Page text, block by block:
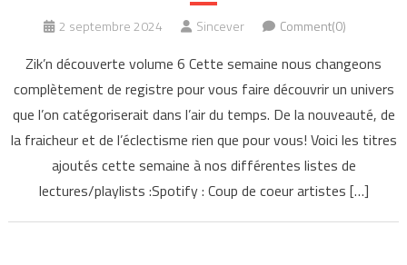
2 septembre 2024 Sincever Comment(0)
Zik’n découverte volume 6 Cette semaine nous changeons
complètement de registre pour vous faire découvrir un univers
que l’on catégoriserait dans l’air du temps. De la nouveauté, de
la fraicheur et de l’éclectisme rien que pour vous! Voici les titres
ajoutés cette semaine à nos différentes listes de
lectures/playlists :Spotify : Coup de coeur artistes […]